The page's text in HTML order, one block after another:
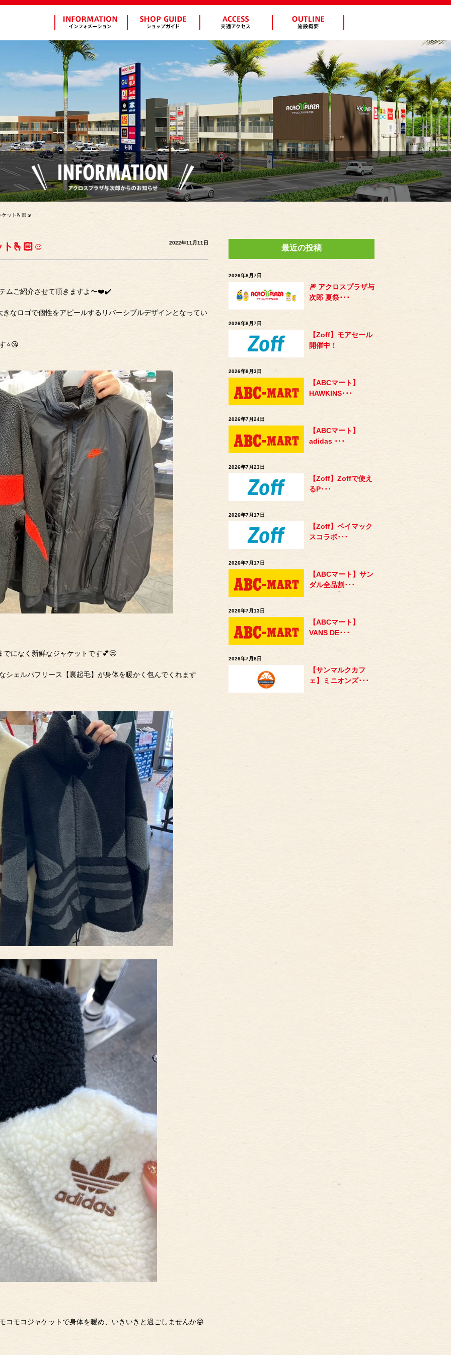
ケット🫰🏻☺️
2022年11月11日
ト🫰🏻☺️
ムご紹介させて頂きますよ〜❤️✔️
なロゴで個性をアピールするリバーシブルデザインとなってい
⭐️😘
になく新鮮なジャケットです💕😊
シェルパフリース【裏起毛】が身体を暖かく包んでくれます
コモコジャケットで身体を暖め、いきいきと過ごしませんか😝
最近の投稿
2026年8月7日
🎆 アクロスプラザ与
次郎 夏祭･･･
2026年8月7日
【Zoff】モアセール
開催中！
2026年8月3日
【ABCマート】
HAWKINS･･･
2026年7月24日
【ABCマート】
adidas ･･･
2026年7月23日
【Zoff】Zoffで使え
るP･･･
2026年7月17日
【Zoff】ベイマック
スコラボ･･･
2026年7月17日
【ABCマート】サン
ダル全品割･･･
2026年7月13日
【ABCマート】
VANS DE･･･
2026年7月8日
【サンマルクカフ
ェ】ミニオンズ･･･